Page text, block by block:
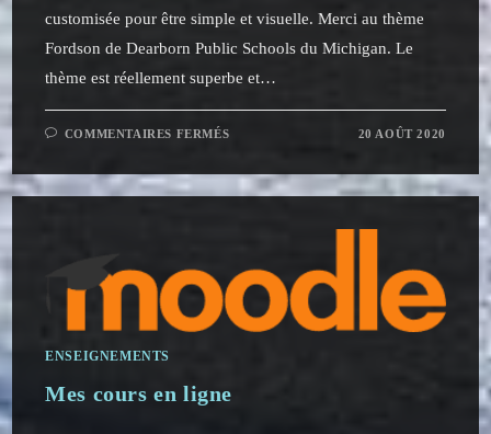
customisée pour être simple et visuelle. Merci au thème
Fordson de Dearborn Public Schools du Michigan. Le
thème est réellement superbe et…
COMMENTAIRES FERMÉSSUR
EST
ENFIN
20 AOÛT 2020
ENSEIGNEMENTS
Mes cours en ligne